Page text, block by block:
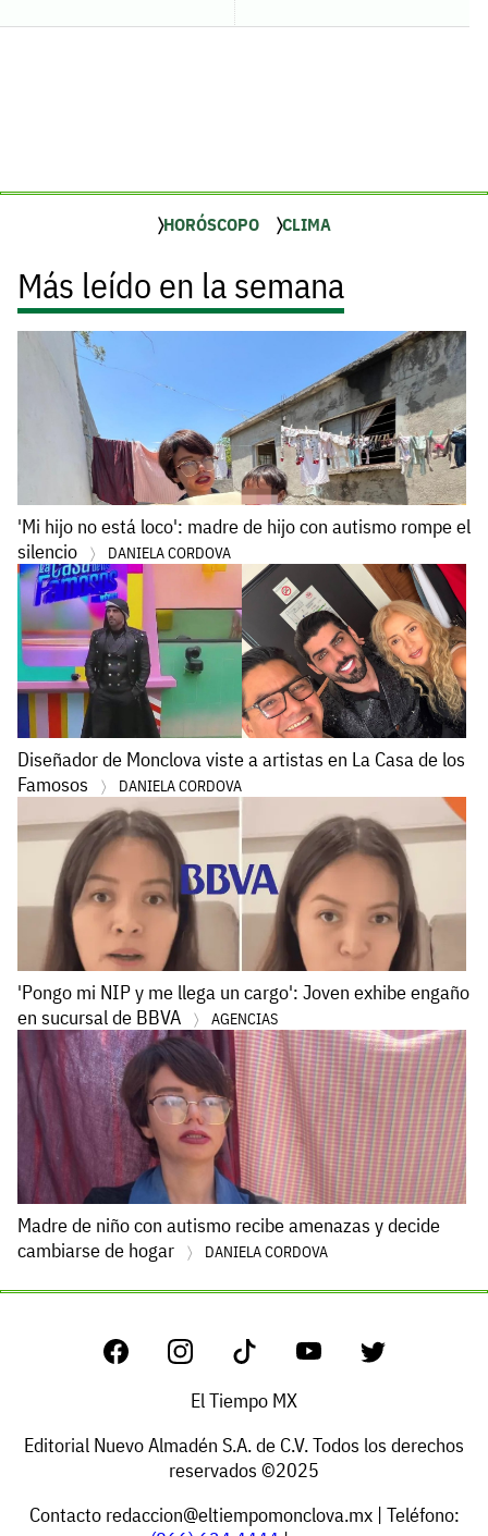
HORÓSCOPO CLIMA
Más leído en la semana
'Mi hijo no está loco': madre de hijo con autismo rompe el
silencio
DANIELA CORDOVA
Diseñador de Monclova viste a artistas en La Casa de los
Famosos
DANIELA CORDOVA
'Pongo mi NIP y me llega un cargo': Joven exhibe engaño
en sucursal de BBVA
AGENCIAS
Madre de niño con autismo recibe amenazas y decide
cambiarse de hogar
DANIELA CORDOVA
El Tiempo MX
Editorial Nuevo Almadén S.A. de C.V. Todos los derechos
reservados ©2025
Contacto redaccion@eltiempomonclova.mx| Teléfono: